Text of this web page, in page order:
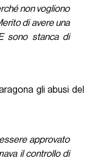
non vogliono
di avere una
sono stanca di
gli abusi del
approvato
il controllo di